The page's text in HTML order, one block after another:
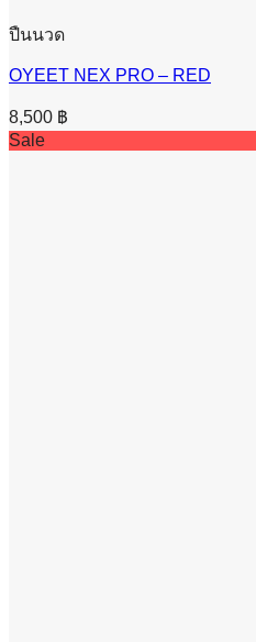
ปืนนวด
OYEET NEX PRO – RED
8,500 ฿
Sale